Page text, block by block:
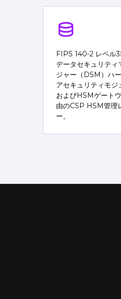
FIPS 140-2 レベル
データセキュリティ
ジャー（DSM）ハ
アセキュリティモジ
およびHSMゲート
由のCSP HSM管理
ー。